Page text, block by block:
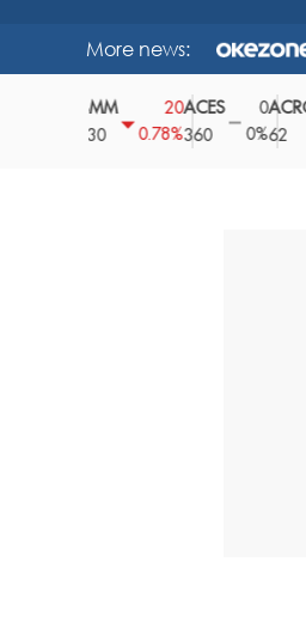
More news:
0.78%
ACES
360
0
0%
ACRO